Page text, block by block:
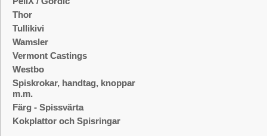
Thor
Tullikivi
Wamsler
Vermont Castings
Westbo
Spiskrokar, handtag, knoppar
m.m.
Färg - Spissvärta
Kokplattor och Spisringar